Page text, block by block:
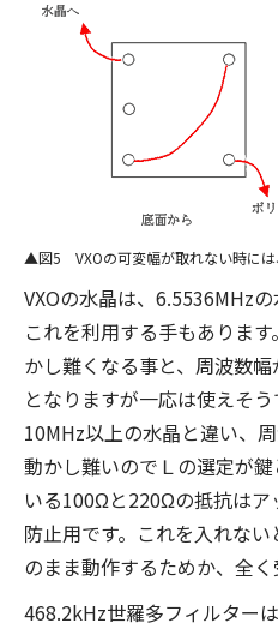
図5 VXOの可変幅が取れない時には
VXOの水晶は、6.5536MHz
これを利用する手もありま
かし難くなる事と、周波数
となりますが一応は使えそ
10MHz以上の水晶と違い、
動かし難いのでＬの選定が
いる100Ωと220Ωの抵抗は
防止用です。これを入れな
のまま動作するためか、全く
468.2kHz世羅多フィルター